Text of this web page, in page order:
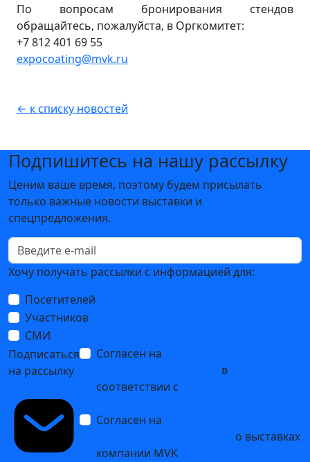
По вопросам бронирования стендов
обращайтесь, пожалуйста, в Оргкомитет:
+7 812 401 69 55
expocoating@mvk.ru
← к списку новостей
Подпишитесь на нашу рассылку
Ценим ваше время, поэтому будем присылать
только важные новости выставки и
спецпредложения.
Хочу получать рассылки с информацией для:
Посетителей
Участников
СМИ
Подписаться
на рассылку
Согласен на
в
соответствии с
Согласен на
о выставках
компании MVK